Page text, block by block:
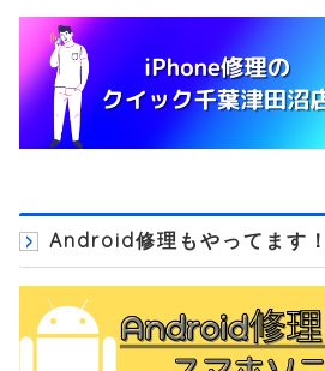
Android修理もやってます！